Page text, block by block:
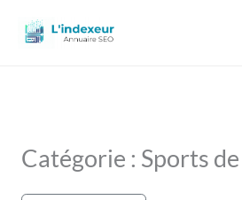
Catégorie : Sports